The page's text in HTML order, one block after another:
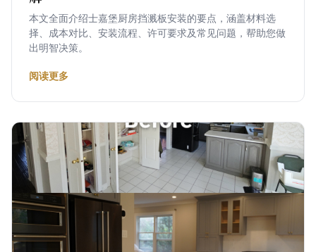
本文全面介绍士嘉堡厨房挡溅板安装的要点，涵盖材料选
择、成本对比、安装流程、许可要求及常见问题，帮助您做
出明智决策。
阅读更多